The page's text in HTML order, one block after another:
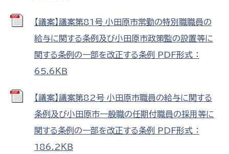
【議案】議案第81号_小田原市常勤の特別職職員の
給与に関する条例及び小田原市政策監の設置等に
関する条例の一部を改正する条例 PDF形式 ：
65.6ＫＢ
【議案】議案第82号_小田原市職員の給与に関する
条例及び小田原市一般職の任期付職員の採用等に
関する条例の一部を改正する条例 PDF形式 ：
186.2ＫＢ